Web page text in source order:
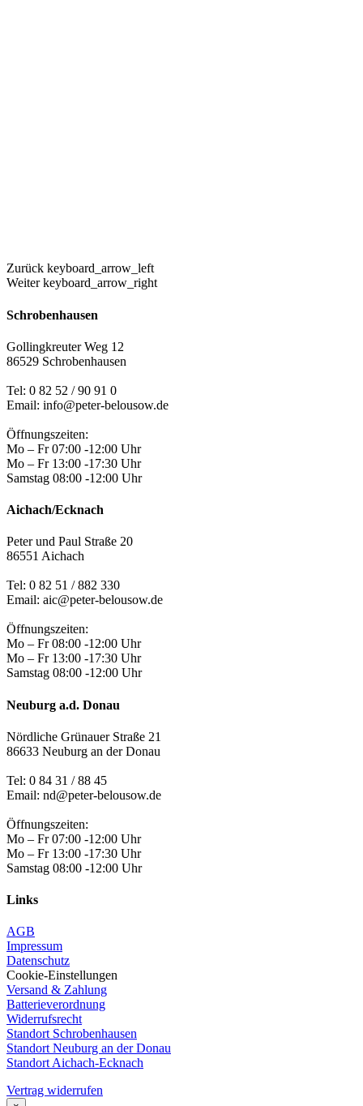
Zurück keyboard_arrow_left
Weiter keyboard_arrow_right
Schrobenhausen
Gollingkreuter Weg 12
86529 Schrobenhausen
Tel: 0 82 52 / 90 91 0
Email: info@peter-belousow.de
Öffnungszeiten:
Mo – Fr 07:00 -12:00 Uhr
Mo – Fr 13:00 -17:30 Uhr
Samstag 08:00 -12:00 Uhr
Aichach/Ecknach
Peter und Paul Straße 20
86551 Aichach
Tel: 0 82 51 / 882 330
Email: aic@peter-belousow.de
Öffnungszeiten:
Mo – Fr 08:00 -12:00 Uhr
Mo – Fr 13:00 -17:30 Uhr
Samstag 08:00 -12:00 Uhr
Neuburg a.d. Donau
Nördliche Grünauer Straße 21
86633 Neuburg an der Donau
Tel: 0 84 31 / 88 45
Email: nd@peter-belousow.de
Öffnungszeiten:
Mo – Fr 07:00 -12:00 Uhr
Mo – Fr 13:00 -17:30 Uhr
Samstag 08:00 -12:00 Uhr
Links
AGB
Impressum
Datenschutz
Cookie-Einstellungen
Versand & Zahlung
Batterieverordnung
Widerrufsrecht
Standort Schrobenhausen
Standort Neuburg an der Donau
Standort Aichach-Ecknach
Vertrag widerrufen